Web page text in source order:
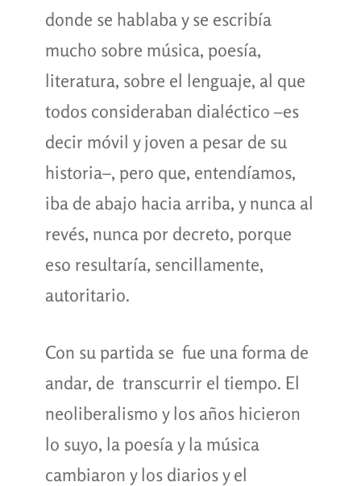
donde se hablaba y se escribía
mucho sobre música, poesía,
literatura, sobre el lenguaje, al que
todos consideraban dialéctico –es
decir móvil y joven a pesar de su
historia–, pero que, entendíamos,
iba de abajo hacia arriba, y nunca al
revés, nunca por decreto, porque
eso resultaría, sencillamente,
autoritario.
Con su partida se fue una forma de
andar, de transcurrir el tiempo. El
neoliberalismo y los años hicieron
lo suyo, la poesía y la música
cambiaron y los diarios y el